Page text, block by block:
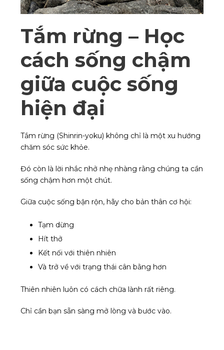
Tắm rừng – Học
cách sống chậm
giữa cuộc sống
hiện đại
Tắm rừng (Shinrin-yoku) không chỉ là một xu hướng
chăm sóc sức khỏe.
Đó còn là lời nhắc nhở nhẹ nhàng rằng chúng ta cần
sống chậm hơn một chút.
Giữa cuộc sống bận rộn, hãy cho bản thân cơ hội:
Tạm dừng
Hít thở
Kết nối với thiên nhiên
Và trở về với trạng thái cân bằng hơn
Thiên nhiên luôn có cách chữa lành rất riêng.
Chỉ cần bạn sẵn sàng mở lòng và bước vào.